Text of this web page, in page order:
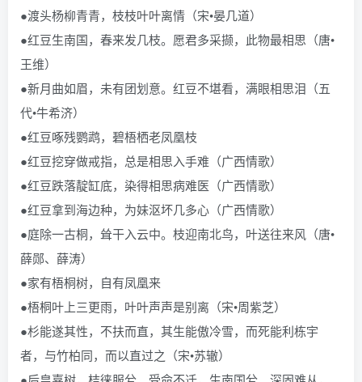
●渡头杨柳青青，枝枝叶叶离情（宋•晏几道）
●红豆生南国，春来发几枝。愿君多采撷，此物最相思（唐•
王维）
●新月曲如眉，未有团划意。红豆不堪看，满眼相思泪（五
代•牛希济）
●红豆啄残鹦鹉，碧梧栖老凤凰枝
●红豆挖穿做戒指，总是相思入手难（广西情歌）
●红豆跌落靛缸底，染得相思病难医（广西情歌）
●红豆拿到海边种，为妹沤坏几多心（广西情歌）
●庭除一古桐，耸干入云中。枝迎南北鸟，叶送往来风（唐•
薛郧、薛涛）
●家有梧桐树，自有凤凰来
●梧桐叶上三更雨，叶叶声声是别离（宋•周紫芝）
●杉能遂其性，不扶而直，其生能傲冷雪，而死能利栋宇
者，与竹柏同，而以直过之（宋•苏辙）